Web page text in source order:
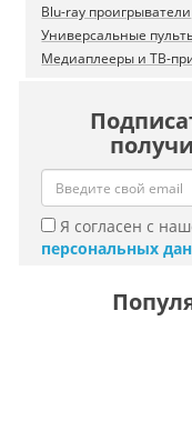
Blu-ray проигрыватели
Универсальные
Медиаплееры и ТВ-
Я согласен с
персональных